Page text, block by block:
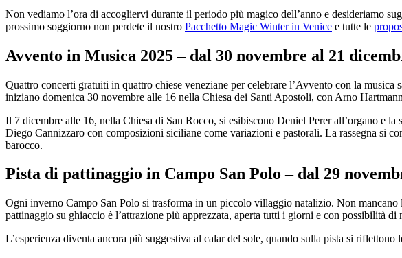
Non vediamo l’ora di accogliervi durante il periodo più magico dell’anno e desideriamo
prossimo soggiorno non perdete il nostro Pacchetto Magic Winter in Venice e tutte le
Avvento in Musica 2025 – dal 30 novembre al 21
Quattro concerti gratuiti in quattro chiese veneziane per celebrare l’Avvento con la
iniziano domenica 30 novembre alle 16 nella Chiesa dei Santi Apostoli, con Arno
Il 7 dicembre alle 16, nella Chiesa di San Rocco, si esibiscono Deniel Perer all’organo e
Diego Cannizzaro con composizioni siciliane come variazioni e pastorali. La rassegna si
barocco.
Pista di pattinaggio in Campo San Polo – dal 29
Ogni inverno Campo San Polo si trasforma in un piccolo villaggio natalizio. Non
pattinaggio su ghiaccio è l’attrazione più apprezzata, aperta tutti i giorni e con possibilità di
L’esperienza diventa ancora più suggestiva al calar del sole, quando sulla pista si riflettono